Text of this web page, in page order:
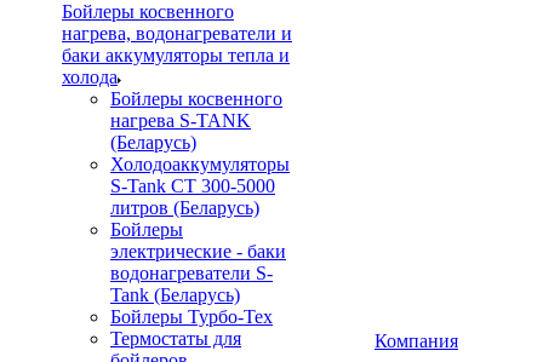
Бойлеры косвенного
нагрева, водонагреватели и
баки аккумуляторы тепла и
холода
Бойлеры косвенного
нагрева S-TANK
(Беларусь)
Холодоаккумуляторы
S-Tank СТ 300-5000
литров (Беларусь)
Бойлеры
электрические - баки
водонагреватели S-
Tank (Беларусь)
Бойлеры Турбо-Тех
Термостаты для
Компания